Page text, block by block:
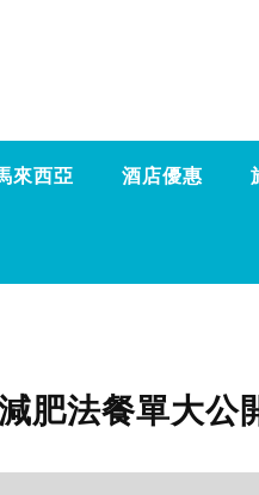
來西亞 酒店優惠
肥法餐單大公